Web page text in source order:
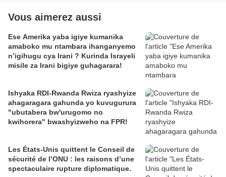
Vous aimerez aussi
Ese Amerika yaba igiye kumanika
amaboko mu ntambara ihanganyemo
n’igihugu cya Irani ? Kurinda Israyeli
misile za Irani bigiye guhagarara!
Ishyaka RDI-Rwanda Rwiza ryashyize
ahagaragara gahunda yo kuvugurura
"ubutabera bw'urugomo no
kwihorera" bwashyizweho na FPR!
Les États-Unis quittent le Conseil de
sécurité de l’ONU : les raisons d’une
spectaculaire rupture diplomatique.